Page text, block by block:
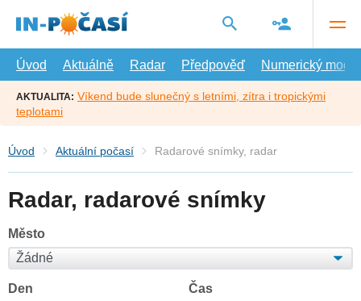
hlavní
Úvod
Aktuálně Radar Předpověď Numerický model
AKTUALITA: Víkend bude slunečný s letními, zítra i tropickými
teplotami
Úvod Aktuální počasí Radarové snímky, radar
Radar, radarové snímky
Město
Den Čas